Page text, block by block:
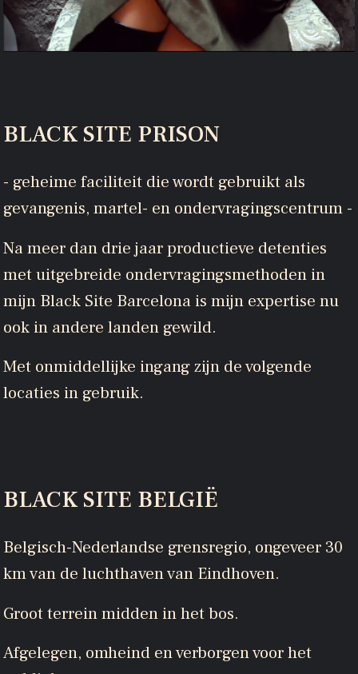
BLACK SITE PRISON
- geheime faciliteit die wordt gebruikt als
gevangenis, martel- en ondervragingscentrum -
Na meer dan drie jaar productieve detenties
met uitgebreide ondervragingsmethoden in
mijn Black Site Barcelona is mijn expertise nu
ook in andere landen gewild.
Met onmiddellijke ingang zijn de volgende
locaties in gebruik.
BLACK SITE BELGIË
Belgisch-Nederlandse grensregio, ongeveer 30
km van de luchthaven van Eindhoven.
Groot terrein midden in het bos.
Afgelegen, omheind en verborgen voor het